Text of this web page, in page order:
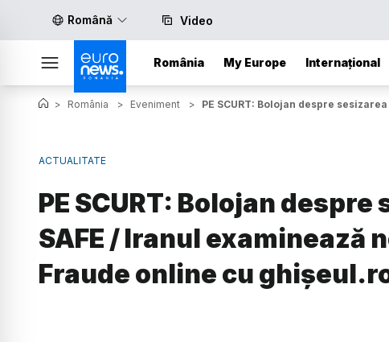
Română Video
România My Europe Internațional
> România > Eveniment > PE SCURT: Bolojan despre
ACTUALITATE
PE SCURT: Bolojan
SAFE / Iranul examinează
Fraude online cu